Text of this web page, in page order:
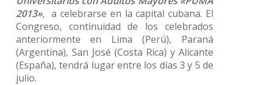
2013», a celebrarse en la capital cubana. El
Congreso, continuidad de los celebrados
anteriormente en Lima (Perú), Paraná
(Argentina), San José (Costa Rica) y Alicante
(España), tendrá lugar entre los días 3 y 5 de
julio.